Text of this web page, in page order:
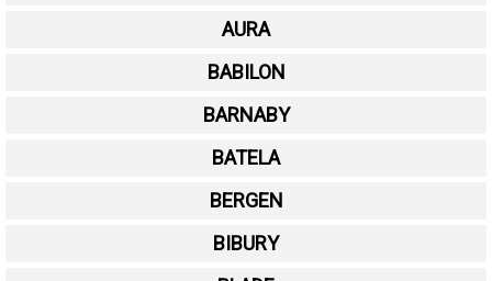
AURA
BABILON
BARNABY
BATELA
BERGEN
BIBURY